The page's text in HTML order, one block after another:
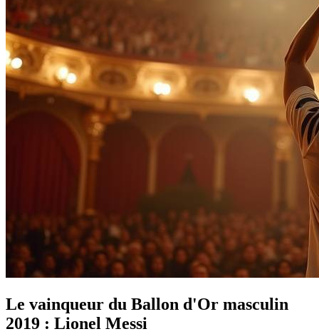
Le vainqueur du Ballon d'Or masculin
2019 : Lionel Messi